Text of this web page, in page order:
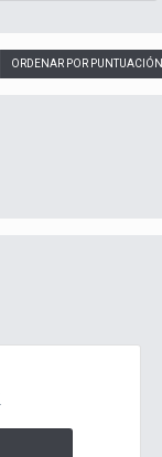
ORDENAR POR PUNTUACIÓN